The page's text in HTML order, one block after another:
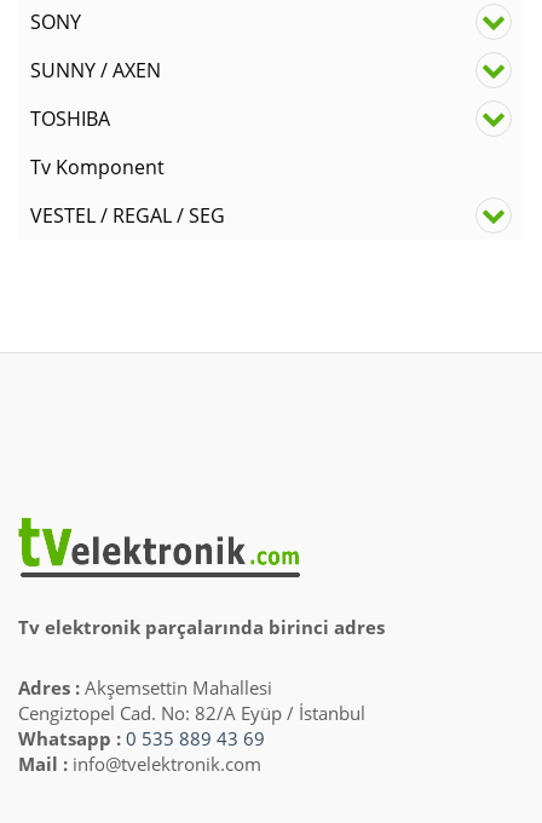
SONY
SUNNY / AXEN
TOSHIBA
Tv Komponent
VESTEL / REGAL / SEG
Tv elektronik parçalarında birinci adres
Adres : Akşemsettin Mahallesi
Cengiztopel Cad. No: 82/A Eyüp / İstanbul
Whatsapp : 0 535 889 43 69
Mail : info@tvelektronik.com